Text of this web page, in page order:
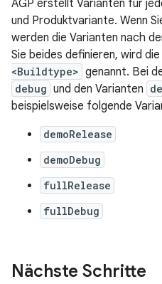
AGP erstellt Varianten für
und Produktvariante. Wenn
werden die Varianten nach
Sie beides definieren, wird
<Buildtype> genannt. Bei
debug und den Varianten
beispielsweise folgende
demoRelease
demoDebug
fullRelease
fullDebug
Nächste Schritte